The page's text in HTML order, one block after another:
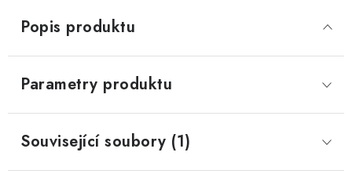
Popis produktu
Parametry produktu
Související soubory (1)